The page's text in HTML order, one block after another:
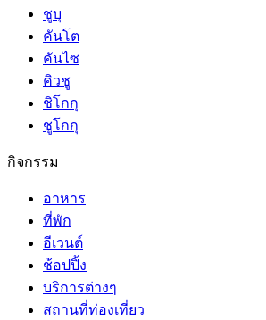
ชูบุ
คันโต
คันไซ
คิวชู
ชิโกกุ
ชูโกกุ
กิจกรรม
อาหาร
ที่พัก
อีเวนต์
ช้อปปิ้ง
บริการต่างๆ
สถานที่ท่องเที่ยว